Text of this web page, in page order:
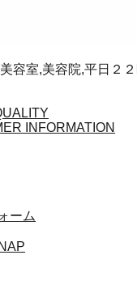
容室,美容院,平日２
INFORMATION
ーム